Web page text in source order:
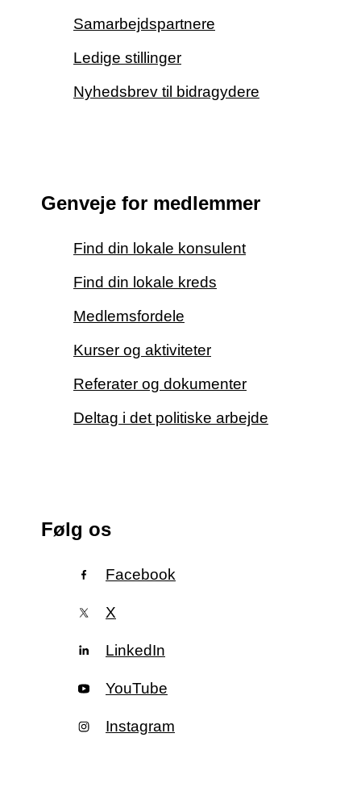
Samarbejdspartnere
Ledige stillinger
Nyhedsbrev til bidragydere
Genveje for medlemmer
Find din lokale konsulent
Find din lokale kreds
Medlemsfordele
Kurser og aktiviteter
Referater og dokumenter
Deltag i det politiske arbejde
Følg os
Facebook
X
LinkedIn
YouTube
Instagram